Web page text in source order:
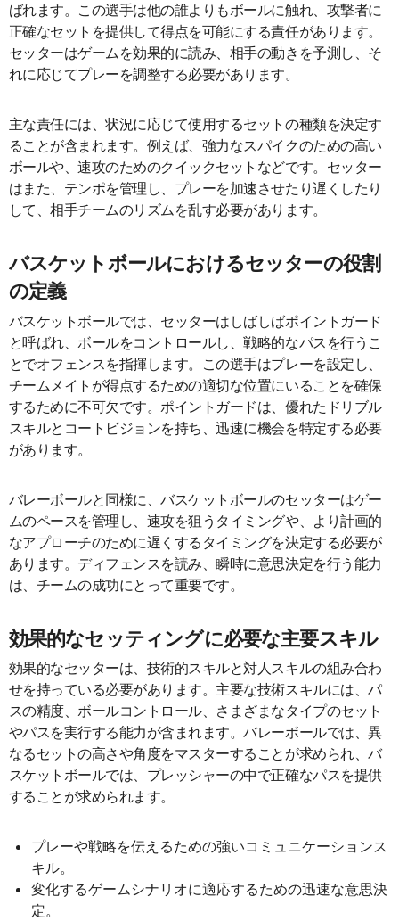
ばれます。この選手は他の誰よりもボールに触れ、攻撃者に
正確なセットを提供して得点を可能にする責任があります。
セッターはゲームを効果的に読み、相手の動きを予測し、そ
れに応じてプレーを調整する必要があります。
主な責任には、状況に応じて使用するセットの種類を決定す
ることが含まれます。例えば、強力なスパイクのための高い
ボールや、速攻のためのクイックセットなどです。セッター
はまた、テンポを管理し、プレーを加速させたり遅くしたり
して、相手チームのリズムを乱す必要があります。
バスケットボールにおけるセッターの役割
の定義
バスケットボールでは、セッターはしばしばポイントガード
と呼ばれ、ボールをコントロールし、戦略的なパスを行うこ
とでオフェンスを指揮します。この選手はプレーを設定し、
チームメイトが得点するための適切な位置にいることを確保
するために不可欠です。ポイントガードは、優れたドリブル
スキルとコートビジョンを持ち、迅速に機会を特定する必要
があります。
バレーボールと同様に、バスケットボールのセッターはゲー
ムのペースを管理し、速攻を狙うタイミングや、より計画的
なアプローチのために遅くするタイミングを決定する必要が
あります。ディフェンスを読み、瞬時に意思決定を行う能力
は、チームの成功にとって重要です。
効果的なセッティングに必要な主要スキル
効果的なセッターは、技術的スキルと対人スキルの組み合わ
せを持っている必要があります。主要な技術スキルには、パ
スの精度、ボールコントロール、さまざまなタイプのセット
やパスを実行する能力が含まれます。バレーボールでは、異
なるセットの高さや角度をマスターすることが求められ、バ
スケットボールでは、プレッシャーの中で正確なパスを提供
することが求められます。
プレーや戦略を伝えるための強いコミュニケーションス
キル。
変化するゲームシナリオに適応するための迅速な意思決
定。